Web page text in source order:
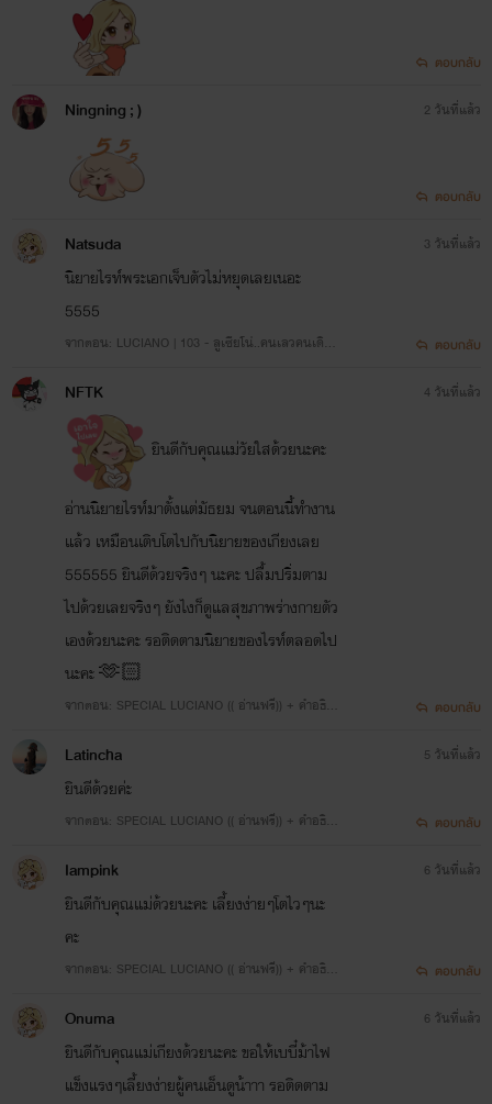
ตอบกลับ
Ningning ; ) 2 วันที่แล้ว
ตอบกลับ
Natsuda
นิยายไรท์พระเอกเจ็บตัวไม่หยุดเลยเนอะ
5555
จากตอน: LUCIANO | 103 - ลูเซียโน่..คนเลวคนเดิม
3 วันที่แล้ว
ตอบกลับ
NFTK
ยินดีกับคุณแม่วัยใสด้วยนะคะ
อ่านนิยายไรท์มาตั้งแต่มัธยม จนตอนนี้ทำงาน
แล้ว เหมือนเติบโตไปกับนิยายของเกียงเลย
555555 ยินดีด้วยจริงๆ นะคะ ปลื้มปริ่มตาม
ไปด้วยเลยจริงๆ ยังไงก็ดูแลสุขภาพร่างกายตัว
เองด้วยนะคะ รอติดตามนิยายของไรท์ตลอดไป
นะคะ 🫶🏻
จากตอน: SPECIAL LUCIANO (( อ่านฟรี)) + คำอธิบ
4 วันที่แล้ว
ตอบกลับ
Latincha
ยินดีด้วยค่ะ
จากตอน: SPECIAL LUCIANO (( อ่านฟรี)) + คำอธิบ
5 วันที่แล้ว
ตอบกลับ
Iampink
ยินดีกับคุณแม่ด้วยนะคะ เลี้ยงง่ายๆโตไวๆนะ
คะ
จากตอน: SPECIAL LUCIANO (( อ่านฟรี)) + คำอธิบ
6 วันที่แล้ว
ตอบกลับ
Onuma
ยินดีกับคุณแม่เกียงด้วยนะคะ ขอให้เบบี๋ม้าไฟ
แข็งแรงๆเลี้ยงง่ายผู้คนเอ็นดูน้าาา รอติดตาม
6 วันที่แล้ว